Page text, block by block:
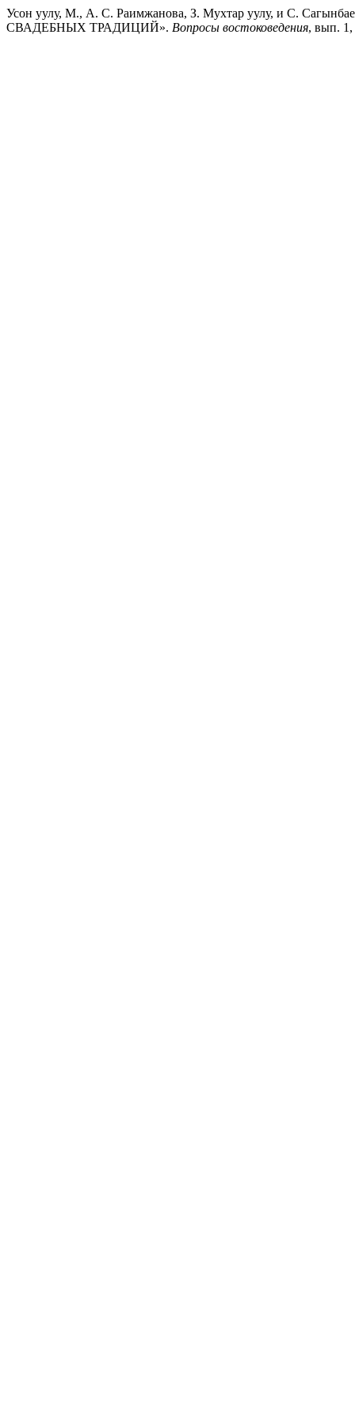
Усон уулу, М., А. С. Раимжанова, З. Мухтар уулу, и С.
СВАДЕБНЫХ ТРАДИЦИЙ». Вопросы востоковедения, вып. 1,